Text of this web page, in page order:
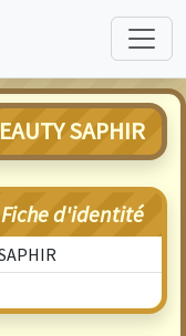
SAPHIR
Fiche d'identité